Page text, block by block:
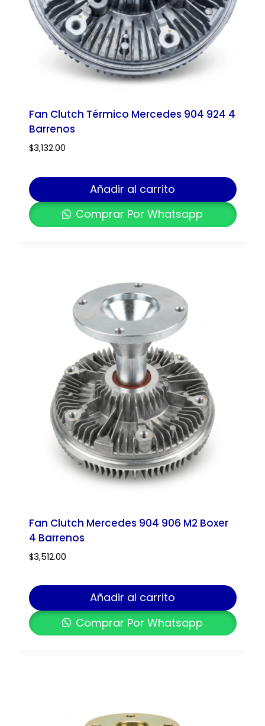
Fan Clutch Térmico Mercedes 904 924 4
Barrenos
$3,132.00
Añadir al carrito
Comprar Por Whatsapp
Fan Clutch Mercedes 904 906 M2 Boxer
4 Barrenos
$3,512.00
Añadir al carrito
Comprar Por Whatsapp